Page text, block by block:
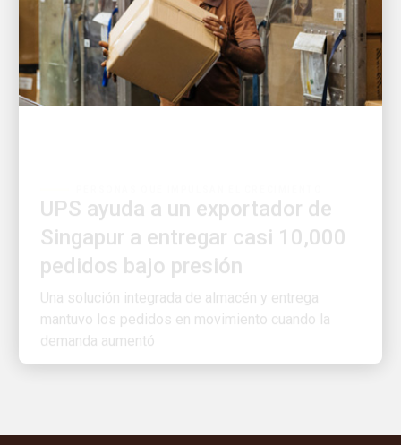
Singapur a entregar casi 10,000
pedidos bajo presión
Una solución integrada de almacén y entrega
mantuvo los pedidos en movimiento cuando la
demanda aumentó